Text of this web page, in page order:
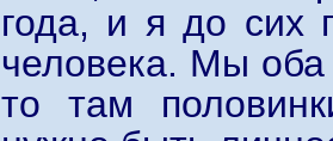
года, и я до сих
человека. Мы оба
то там